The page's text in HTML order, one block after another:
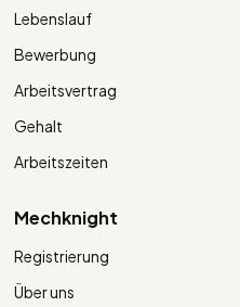
Lebenslauf
Bewerbung
Arbeitsvertrag
Gehalt
Arbeitszeiten
Mechknight
Registrierung
Über uns